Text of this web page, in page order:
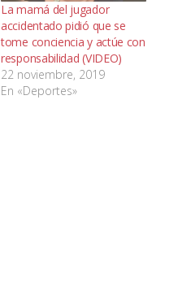
La mamá del jugador
accidentado pidió que se
tome conciencia y actúe con
responsabilidad (VIDEO)
22 noviembre, 2019
En «Deportes»